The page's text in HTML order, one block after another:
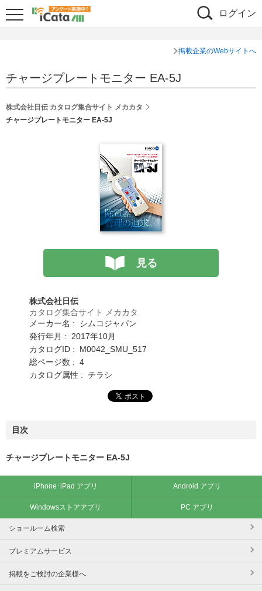
ログイン
掲載企業のWebサイトへ
チャージプレートモニター EA-5J
株式会社日伝 カタログ集合サイト メカカタ
チャージプレートモニター EA-5J
見る
株式会社日伝
カタログ集合サイト メカカタ
メーカー名 : シムコジャパン
発行年月 : 2017年10月
カタログID : M0042_SMU_517
総ページ数 : 4
カタログ属性 : チラシ
目次
チャージプレートモニター EA-5J
iPhone･iPad アプリ Android アプリ
Windowsストアアプリ PC アプリ
ショールーム検索
プレミアムサービス
掲載をご検討の企業様へ